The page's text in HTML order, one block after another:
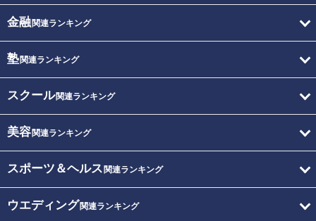
金融関連ランキング
塾関連ランキング
スクール関連ランキング
美容関連ランキング
スポーツ＆ヘルス 関連ランキング
ウエディング関連ランキング